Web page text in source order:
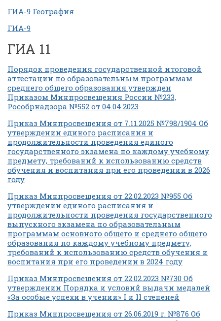
ГИА-9 География
ГИА-9
ГИА 11
Порядок проведения государственной итоговой
аттестации по образовательным программам
среднего общего образования утвержден
Приказом Минпросвещения России №233,
Рособрнадзора №552 от 04.04.2023
Приказ Минпросвещения от 7.11.2025 №798/1904 Об
утверждении единого расписания и
продолжительности проведения единого
государственного экзамена по каждому учебному
предмету, требований к использованию средств
обучения и воспитания при его проведении в 2026
году
Приказ Минпросвещения от 22.02.2023 №955 Об
утверждении единого расписания и
продолжительности проведения государственного
выпускного экзамена по образовательным
программам основного общего и среднего общего
образования по каждому учебному предмету,
требований к использованию средств обучения и
воспитания при его проведении в 2024 году
Приказ Минпросвещения от 22.02.2023 №730 Об
утверждении Порядка и условий выдачи медалей
«За особые успехи в учении» I и II степеней
Приказ Минпросвещения от 26.06.2019 г. №876 Об